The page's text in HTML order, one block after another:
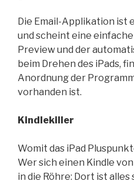
Die Email-Applikation ist
und scheint eine
Preview und der
beim Drehen des iPads,
Anordnung der
vorhanden ist.
Kindlekiller
Womit das iPad
Wer sich einen Kindle
in die Röhre: Dort ist